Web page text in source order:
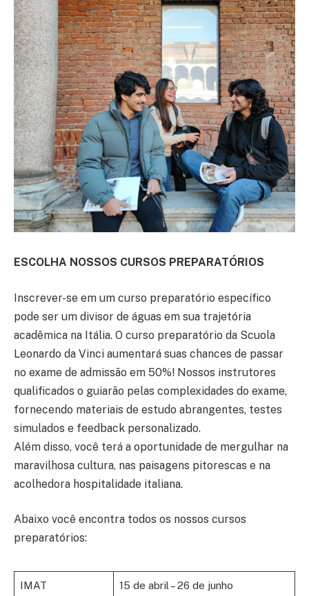
ESCOLHA NOSSOS CURSOS PREPARATÓRIOS
Inscrever-se em um curso preparatório específico
pode ser um divisor de águas em sua trajetória
acadêmica na Itália. O curso preparatório da Scuola
Leonardo da Vinci aumentará suas chances de passar
no exame de admissão em 50%! Nossos instrutores
qualificados o guiarão pelas complexidades do exame,
fornecendo materiais de estudo abrangentes, testes
simulados e feedback personalizado.
Além disso, você terá a oportunidade de mergulhar na
maravilhosa cultura, nas paisagens pitorescas e na
acolhedora hospitalidade italiana.
Abaixo você encontra todos os nossos cursos
preparatórios:
IMAT
15 de abril – 26 de junho